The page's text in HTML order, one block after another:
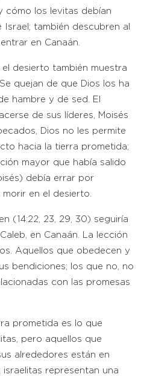
cómo los levitas debían
también descubren al
en Canaán.
desierto también muestra
quejan de que Dios los ha
hambre y de sed. El
de sus líderes, Moisés
Dios no les permite
hacia la tierra prometida;
mayor que había salido
debía errar por
en el desierto.
(14:22, 23, 29, 30) seguiría
en Canaán. La lección
Aquellos que obedecen y
bendiciones; los que no, no
con las promesas
prometida es lo que
pero aquellos que
alrededores están en
representan una